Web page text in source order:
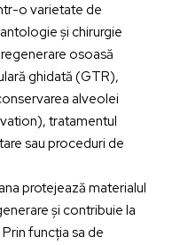
o varietate de
și chirurgie
osoasă
ghidată (GTR),
alveolei
tratamentul
sau proceduri de
protejează materialul
și contribuie la
funcția sa de